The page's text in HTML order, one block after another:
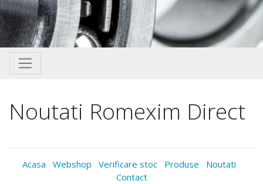
Noutati Romexim Direct
Acasa Webshop Verificare stoc Produse
Noutati
Contact